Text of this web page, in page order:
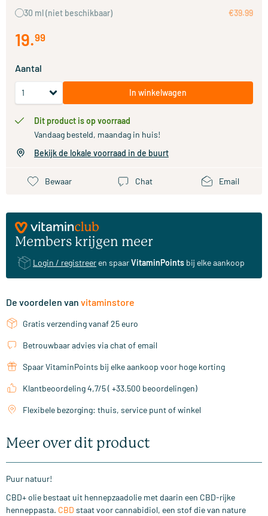
30 ml(niet beschikbaar) €39.99
19.99
Aantal
In winkelwagen
Dit product is op voorraad
Vandaag besteld, maandag in huis!
Bekijk de lokale voorraad in de buurt
Bewaar Chat Email
Members krijgen meer
Login / registreer en spaarVitaminPoints bij elke aankoop
De voordelen van vitaminstore
Gratis verzending vanaf 25 euro
Betrouwbaar advies via chat of email
Spaar VitaminPoints bij elke aankoop voor hoge korting
Klantbeoordeling 4,7/5 ( +33.500 beoordelingen)
Flexibele bezorging: thuis, service punt of winkel
Meer over dit product
Puur natuur!
CBD+ olie bestaat uit hennepzaadolie met daarin een CBD-rijke
henneppasta. CBD staat voor cannabidiol, een stof die van nature